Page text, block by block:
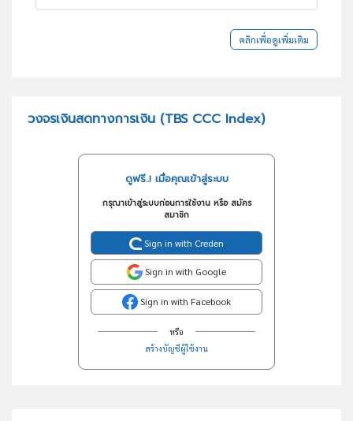
คลิกเพื่อดูเพิ่มเติม
วงจรเงินสดทางการเงิน (TBS CCC Index)
ดูฟรี..! เมื่อคุณเข้าสู่ระบบ
กรุณาเข้าสู่ระบบก่อนการใช้งาน หรือ สมัคร
สมาชิก
Sign in with Creden
Sign in with Google
Sign in with Facebook
หรือ
สร้างบัญชีผู้ใช้งาน